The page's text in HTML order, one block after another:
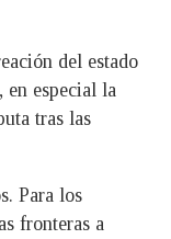
del estado
en especial la
tras las
Para los
fronteras a